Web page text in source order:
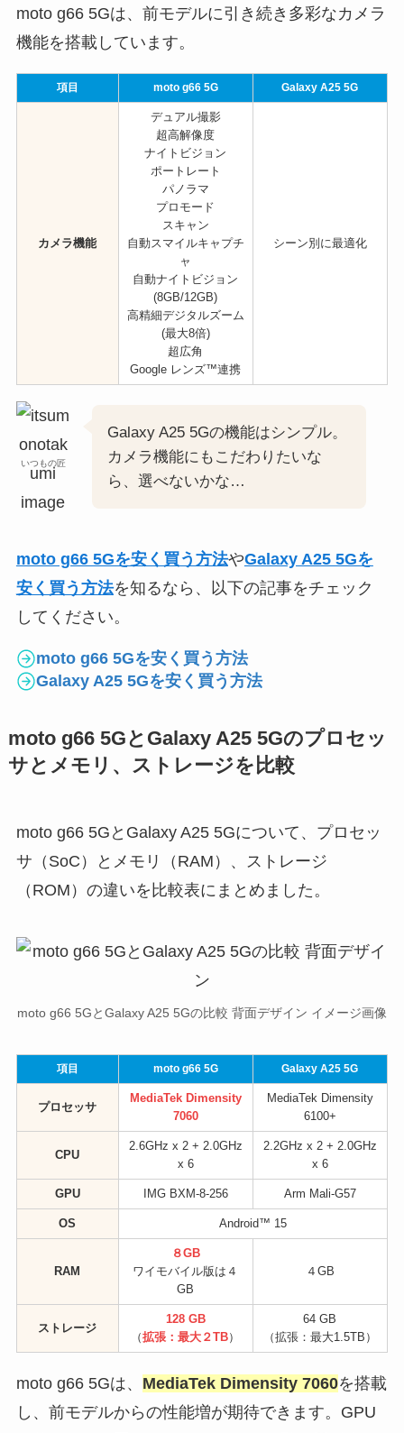
moto g66 5Gは、前モデルに引き続き多彩なカメラ
機能を搭載しています。
項目 moto g66 5G Galaxy A25 5G
カメラ機能
デュアル撮影
超高解像度
ナイトビジョン
ポートレート
パノラマ
プロモード
スキャン
自動スマイルキャプチ
ャ
自動ナイトビジョン
(8GB/12GB)
高精細デジタルズーム
(最大8倍)
超広角
Google レンズ™連携
シーン別に最適化
いつもの匠
Galaxy A25 5Gの機能はシンプル。
カメラ機能にもこだわりたいな
ら、選べないかな…
moto g66 5Gを安く買う方法やGalaxy A25 5Gを
安く買う方法を知るなら、以下の記事をチェック
してください。
moto g66 5Gを安く買う方法
Galaxy A25 5Gを安く買う方法
moto g66 5GとGalaxy A25 5Gのプロセッ
サとメモリ、ストレージを比較
moto g66 5GとGalaxy A25 5Gについて、プロセッ
サ（SoC）とメモリ（RAM）、ストレージ
（ROM）の違いを比較表にまとめました。
moto g66 5GとGalaxy A25 5Gの比較 背面デザイン イメージ画像
項目 moto g66 5G Galaxy A25 5G
プロセッサ
MediaTek Dimensity
7060
MediaTek Dimensity
6100+
CPU
2.6GHz x 2 + 2.0GHz
x 6
2.2GHz x 2 + 2.0GHz
x 6
GPU IMG BXM-8-256 Arm Mali-G57
OS Android™ 15
RAM
８GB
ワイモバイル版は４
GB
４GB
ストレージ
128 GB
（拡張：最大２TB）
64 GB
（拡張：最大1.5TB）
moto g66 5Gは、 MediaTek Dimensity 7060を搭載
し、前モデルからの性能増が期待できます。GPU